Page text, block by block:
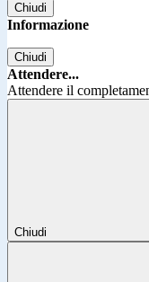
Chiudi
Informazione
Chiudi
Attendere...
Attendere il
Chiudi